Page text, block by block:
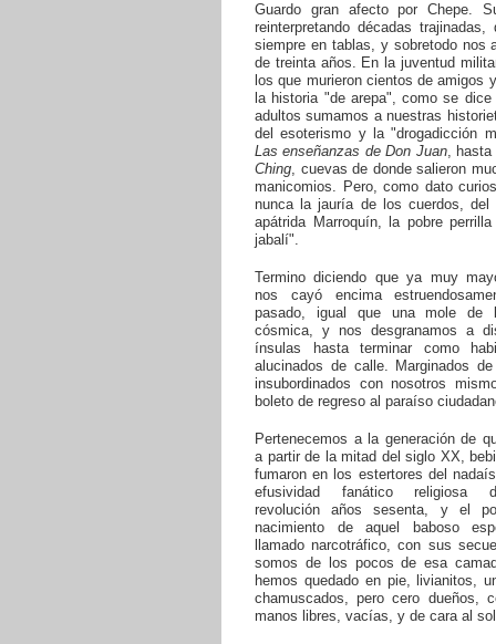
Guardo gran afecto por Chepe.
reinterpretando décadas
siempre en tablas, y sobretodo nos
de treinta años. En la juventud
los que murieron cientos de
la historia "de arepa", como se
adultos sumamos a nuestras
del esoterismo y la "drogadicción
Las enseñanzas de Don Juan, hasta
Ching, cuevas de donde salieron
manicomios. Pero, como dato
nunca la jauría de los cuerdos,
apátrida Marroquín, la pobre
jabalí".
Termino diciendo que ya muy
nos cayó encima
pasado, igual que una mole de
cósmica, y nos desgranamos a
ínsulas hasta terminar como
alucinados de calle. Marginados
insubordinados con nosotros
boleto de regreso al paraíso
Pertenecemos a la generación de
a partir de la mitad del siglo XX,
fumaron en los estertores del
efusividad fanático religiosa
revolución años sesenta, y el
nacimiento de aquel baboso
llamado narcotráfico, con sus
somos de los pocos de esa
hemos quedado en pie, livianitos,
chamuscados, pero cero dueños,
manos libres, vacías, y de cara al